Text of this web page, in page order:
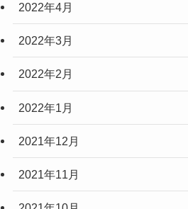
2022年4月
2022年3月
2022年2月
2022年1月
2021年12月
2021年11月